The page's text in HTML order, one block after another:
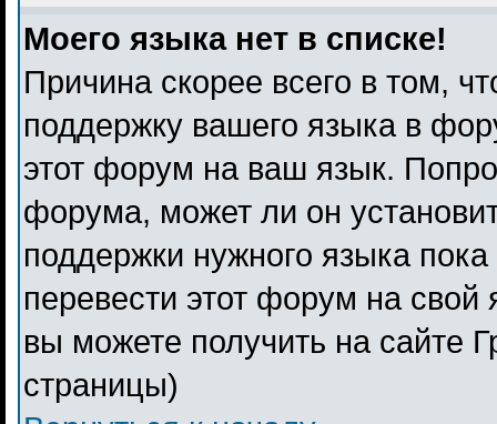
Моего языка нет в списке!
Причина скорее всего в том,
поддержку вашего языка в
этот форум на ваш язык.
форума, может ли он
поддержки нужного языка
перевести этот форум на
вы можете получить на сайте
страницы)